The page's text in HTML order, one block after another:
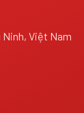
Ninh, Việt Nam